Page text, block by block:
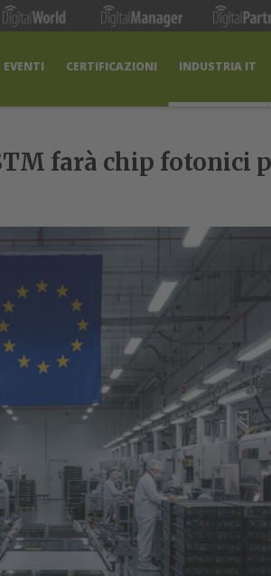
EVENTI CERTIFICAZIONI INDUSTRIA IT
farà chip fotonici